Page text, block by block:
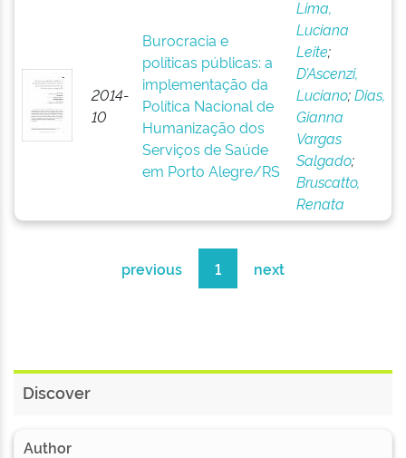
2014-
10
Burocracia e
políticas públicas: a
implementação da
Política Nacional de
Humanização dos
Serviços de Saúde
em Porto Alegre/RS
Lima,
Luciana
Leite;
D’Ascenzi,
Luciano;Dias,
Gianna
Vargas
Salgado;
Bruscatto,
Renata
previous 1 next
Discover
Author